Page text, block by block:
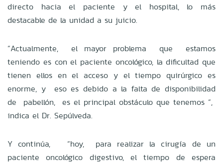
directo hacia el paciente y el hospital, lo más
destacable de la unidad a su juicio.
“Actualmente, el mayor problema que estamos
teniendo es con el paciente oncológico, la dificultad que
tienen ellos en el acceso y el tiempo quirúrgico es
enorme, y eso es debido a la falta de disponibilidad
de pabellón, es el principal obstáculo que tenemos “,
indica el Dr. Sepúlveda.
Y continúa, “hoy, para realizar la cirugía de un
paciente oncológico digestivo, el tiempo de espera